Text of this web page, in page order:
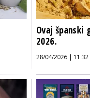
Ovaj
2026.
28/04/2026 | 11:32